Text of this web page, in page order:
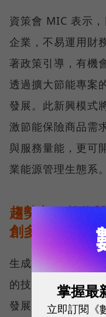
資策會 MIC 表示
企業，不易運用財
著政策引導，有機
透過擴大節能專案
發展。此新興模式
激節能保險商品需
與服務量能，更可
業能源管理生態系。
趨勢九：數位
創多元應用新
生成式 AI（GAI）
的技術演進，驅動
發展。隨著深度融
掌握最
立即訂閱《